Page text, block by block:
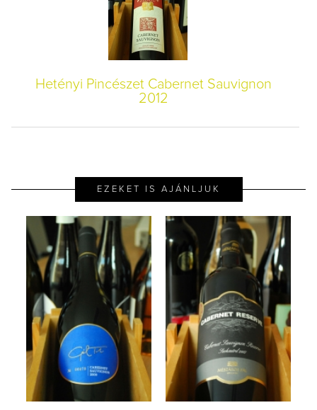
Hetényi Pincészet Cabernet Sauvignon
2012
EZEKET IS AJÁNLJUK